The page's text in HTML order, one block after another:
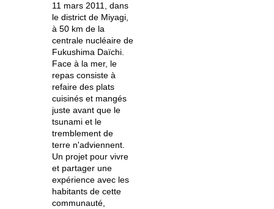
11 mars 2011, dans
le district de Miyagi,
à 50 km de la
centrale nucléaire de
Fukushima Daïchi.
Face à la mer, le
repas consiste à
refaire des plats
cuisinés et mangés
juste avant que le
tsunami et le
tremblement de
terre n'adviennent.
Un projet pour vivre
et partager une
expérience avec les
habitants de cette
communauté,